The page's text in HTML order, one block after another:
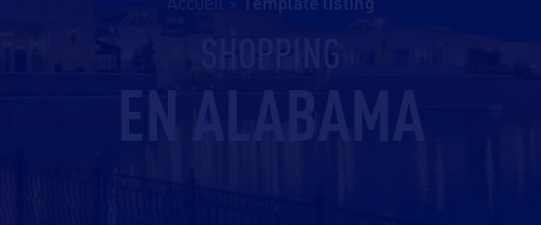
Accueil template listing
SHOPPING
EN ALABAMA